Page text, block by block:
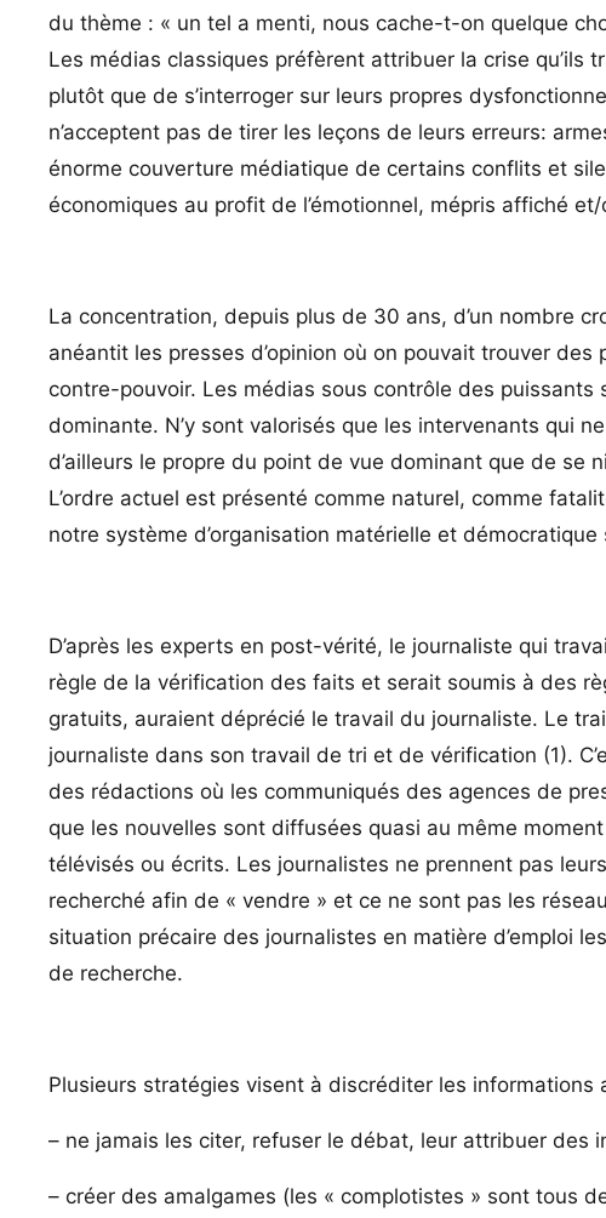
du thème : « un tel a menti, nous cache-t-on quelque
Les médias classiques préfèrent attribuer la crise
plutôt que de s’interroger sur leurs propres
n’acceptent pas de tirer les leçons de leurs erreurs:
énorme couverture médiatique de certains conflits et
économiques au profit de l’émotionnel, mépris affiché
La concentration, depuis plus de 30 ans, d’un nombre
anéantit les presses d’opinion où on pouvait trouver
contre-pouvoir. Les médias sous contrôle des
dominante. N’y sont valorisés que les intervenants qui
d’ailleurs le propre du point de vue dominant que de se
L’ordre actuel est présenté comme naturel, comme
notre système d’organisation matérielle et
D’après les experts en post-vérité, le journaliste qui
règle de la vérification des faits et serait soumis à des
gratuits, auraient déprécié le travail du journaliste. Le
journaliste dans son travail de tri et de vérification (1).
des rédactions où les communiqués des agences de
que les nouvelles sont diffusées quasi au même
télévisés ou écrits. Les journalistes ne prennent pas
recherché afin de « vendre » et ce ne sont pas les
situation précaire des journalistes en matière d’emploi
de recherche.
Plusieurs stratégies visent à discréditer les informations
– ne jamais les citer, refuser le débat, leur attribuer des
– créer des amalgames (les « complotistes » sont tous